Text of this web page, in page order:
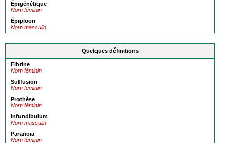
Épigénétique
Nom féminin
Épiploon
Nom masculin
Quelques définitions
Fibrine
Nom féminin
Suffusion
Nom féminin
Prothèse
Nom féminin
Infundibulum
Nom masculin
Paranoïa
Nom féminin